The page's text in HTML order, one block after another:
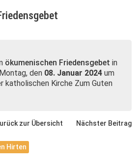
ökumenischen Friedensgebet in
den 08. Januar 2024 um
katholischen Kirche Zum Guten
zur Übersicht Nächster Beitrag
Hirten